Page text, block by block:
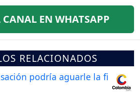
CANAL EN WHATSAPP
RELACIONADOS